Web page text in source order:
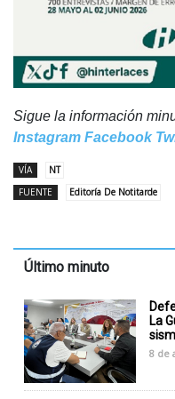
Sigue la información
Instagram Facebook
VÍA
NT
FUENTE
Editoría De Notitarde
Último minuto
La
8 de